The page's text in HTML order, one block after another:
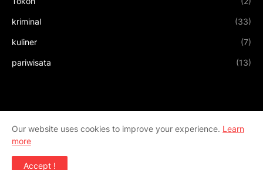
kriminal (33)
kuliner (7)
pariwisata (13)
Our website uses cookies to improve your experience. Learn
more
Accept !